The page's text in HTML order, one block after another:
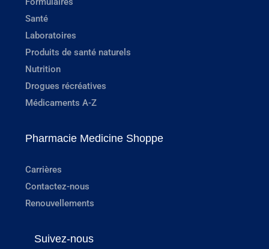
Santé
Laboratoires
Produits de santé naturels
Nutrition
Drogues récréatives
Médicaments A-Z
Pharmacie Medicine Shoppe
Carrières
Contactez-nous
Renouvellements
Suivez-nous